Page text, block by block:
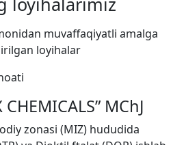
muvaffaqiyatli amalga
loyihalar
CHEMICALS” MChJ
zonasi (MIZ) hududida